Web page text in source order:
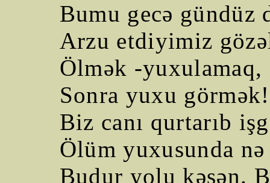
Bumu gecə gündüz
Arzu etdiyimiz
Ölmək -yuxulamaq,
Sonra yuxu
Biz canı qurtarıb
Ölüm yuxusunda
Budur yolu kəsən.